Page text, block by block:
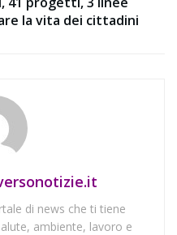
la vita dei cittadini
di news che ti tiene
ambiente, lavoro e